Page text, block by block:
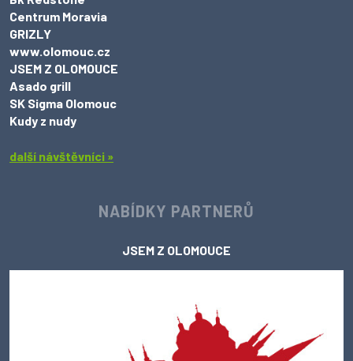
Centrum Moravia
GRIZLY
www.olomouc.cz
JSEM Z OLOMOUCE
Asado grill
SK Sigma Olomouc
Kudy z nudy
další návštěvníci »
NABÍDKY PARTNERŮ
JSEM Z OLOMOUCE